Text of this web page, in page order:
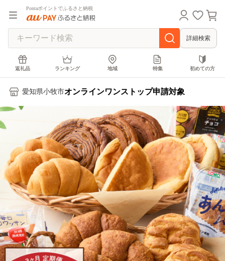
Pontaポイントでふるさと納税
詳細検索
返礼品 ランキング 地域 特集 初めての方
愛知県小牧市オンラインワンストップ申請対象